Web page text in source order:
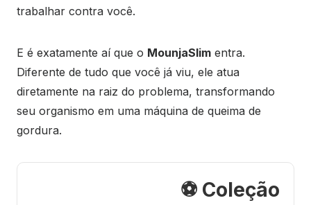
trabalhar contra você.
E é exatamente aí que o MounjaSlim entra.
Diferente de tudo que você já viu, ele atua
diretamente na raiz do problema, transformando
seu organismo em uma máquina de queima de
gordura.
⚽ Coleção